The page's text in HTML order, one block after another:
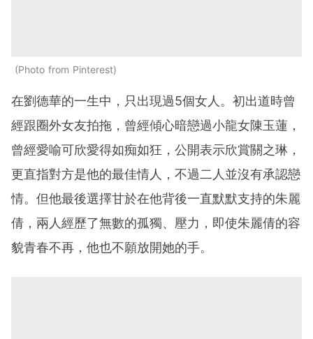
Photo from Pinterest
在劉德華的一生中，只出現過5個女人。初出道時曾
經跟圈外女友拍拖，曾經傾心暗戀過小龍女陳玉蓮，
曾經愛喻可欣愛得如痴如狂，公開表示欣賞關之琳，
更直指對方是他的最佳情人，不過二人並沒有承認戀
情。但他最後選擇甘於在他背後一直默默支持的朱麗
倩，兩人經歷了無數的孤獨、壓力，即使朱麗倩的容
貌青春不再，他也不願放開她的手。